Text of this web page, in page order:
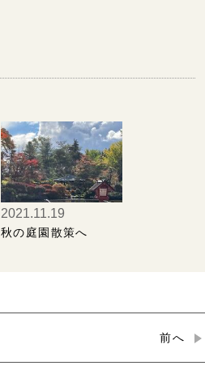
2021.11.19
秋の庭園散策へ
前へ